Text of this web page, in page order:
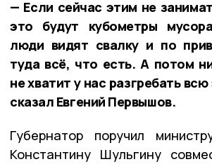
— Если сейчас этим не
это будут кубометры
люди видят свалку и по
туда всё, что есть. А потом
не хватит у нас разгребать
сказал Евгений Первышов.
Губернатор поручил
Константину Шульгину